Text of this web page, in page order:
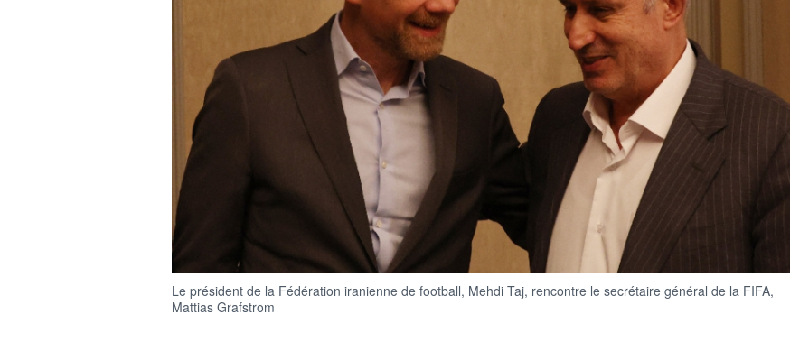
Le président de la Fédération iranienne de football, Mehdi Taj, rencontre le secrétaire général de la FIFA,
Mattias Grafstrom